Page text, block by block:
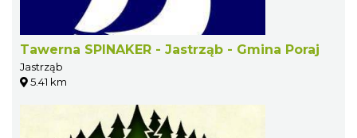
Tawerna SPINAKER - Jastrząb - Gmina Poraj
Jastrząb
5.41 km